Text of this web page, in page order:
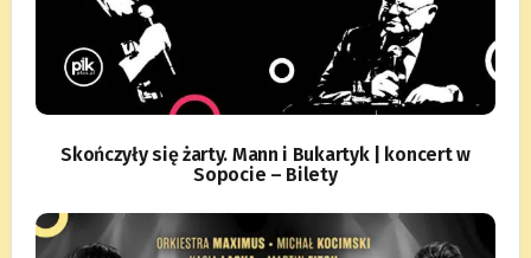
Skończyły się żarty. Mann i Bukartyk | koncert w
Sopocie – Bilety